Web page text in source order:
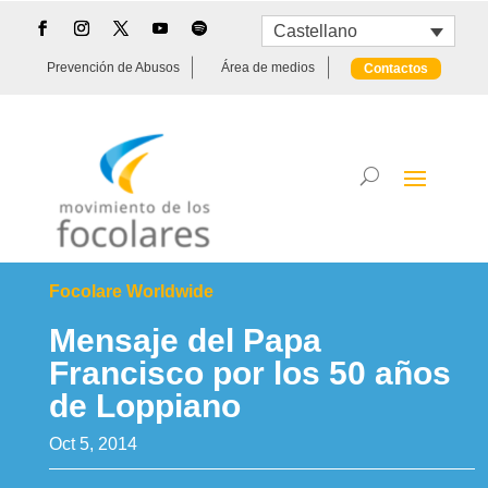
Castellano
Prevención de Abusos Área de medios Contactos
Focolare Worldwide
Mensaje del Papa
Francisco por los 50 años
de Loppiano
Oct 5, 2014